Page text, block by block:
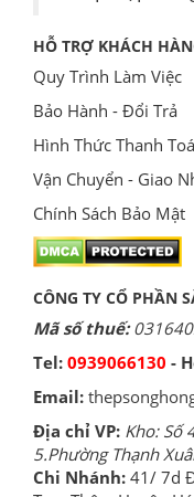
HỖ TRỢ KHÁCH
Quy Trình Làm Việc
Bảo Hành - Đổi Trả
Hình Thức Thanh
Vận Chuyển - Giao
Chính Sách Bảo Mật
CÔNG TY CỔ PHẦN
Mã số thuế:
Tel: 0939066130 -
Email:
Địa chỉ VP: Kho: Số
5.Phường Thạnh
Chi Nhánh: 41/ 7d